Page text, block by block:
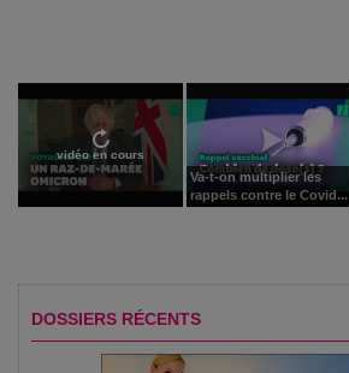
vidéo en cours
Va-t-on multiplier les
rappels contre le Covid...
DOSSIERS RÉCENTS